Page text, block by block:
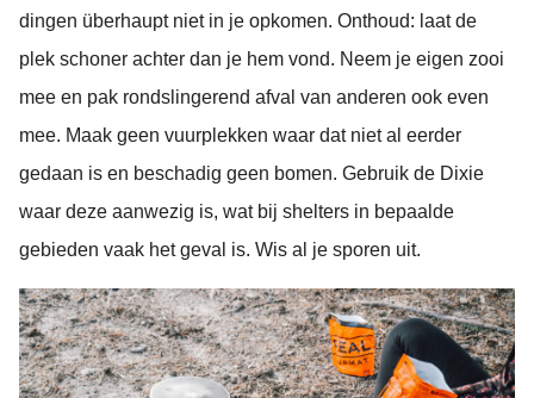
dingen überhaupt niet in je opkomen. Onthoud: laat de
plek schoner achter dan je hem vond. Neem je eigen zooi
mee en pak rondslingerend afval van anderen ook even
mee. Maak geen vuurplekken waar dat niet al eerder
gedaan is en beschadig geen bomen. Gebruik de Dixie
waar deze aanwezig is, wat bij shelters in bepaalde
gebieden vaak het geval is. Wis al je sporen uit.